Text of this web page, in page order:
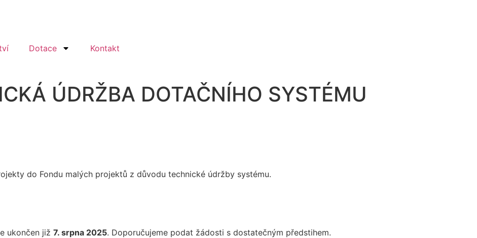
Dotace Kontakt
ÚDRŽBA DOTAČNÍHO SYSTÉMU
do Fondu malých projektů z důvodu technické údržby systému.
ukončen již 7. srpna 2025. Doporučujeme podat žádosti s dostatečným předstihem.